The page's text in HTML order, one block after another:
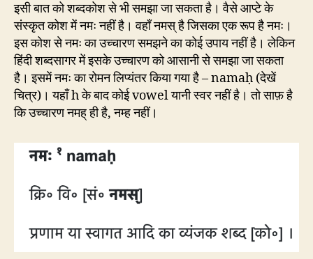
इसी बात को शब्दकोश से भी समझा जा सकता है। वैसे आप्टे के
संस्कृत कोश में नमः नहीं है। वहाँ नमस् है जिसका एक रूप है नमः।
इस कोश से नमः का उच्चारण समझने का कोई उपाय नहीं है। लेकिन
हिंदी शब्दसागर में इसके उच्चारण को आसानी से समझा जा सकता
है। इसमें नमः का रोमन लिप्यंतर किया गया है – namaḥ (देखें
चित्र)। यहाँ h के बाद कोई vowel यानी स्वर नहीं है। तो साफ़ है
कि उच्चारण नमह् ही है, नम्ह नहीं।